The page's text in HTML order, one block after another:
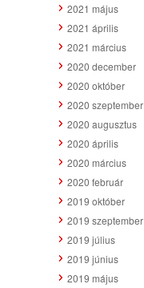
2021 május
2021 április
2021 március
2020 december
2020 október
2020 szeptember
2020 augusztus
2020 április
2020 március
2020 február
2019 október
2019 szeptember
2019 július
2019 június
2019 május